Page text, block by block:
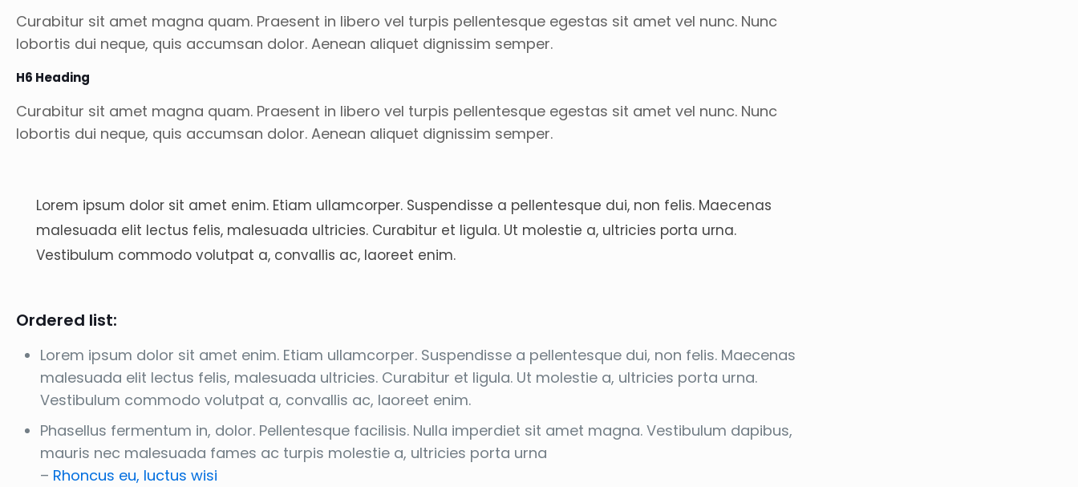
Curabitur sit amet magna quam. Praesent in libero vel turpis pellentesque egestas sit amet vel nunc. Nunc
lobortis dui neque, quis accumsan dolor. Aenean aliquet dignissim semper.
H6 Heading
Curabitur sit amet magna quam. Praesent in libero vel turpis pellentesque egestas sit amet vel nunc. Nunc
lobortis dui neque, quis accumsan dolor. Aenean aliquet dignissim semper.
Lorem ipsum dolor sit amet enim. Etiam ullamcorper. Suspendisse a pellentesque dui, non felis. Maecenas
malesuada elit lectus felis, malesuada ultricies. Curabitur et ligula. Ut molestie a, ultricies porta urna.
Vestibulum commodo volutpat a, convallis ac, laoreet enim.
Ordered list:
Lorem ipsum dolor sit amet enim. Etiam ullamcorper. Suspendisse a pellentesque dui, non felis. Maecenas
malesuada elit lectus felis, malesuada ultricies. Curabitur et ligula. Ut molestie a, ultricies porta urna.
Vestibulum commodo volutpat a, convallis ac, laoreet enim.
Phasellus fermentum in, dolor. Pellentesque facilisis. Nulla imperdiet sit amet magna. Vestibulum dapibus,
mauris nec malesuada fames ac turpis molestie a, ultricies porta urna
– Rhoncus eu, luctus wisi